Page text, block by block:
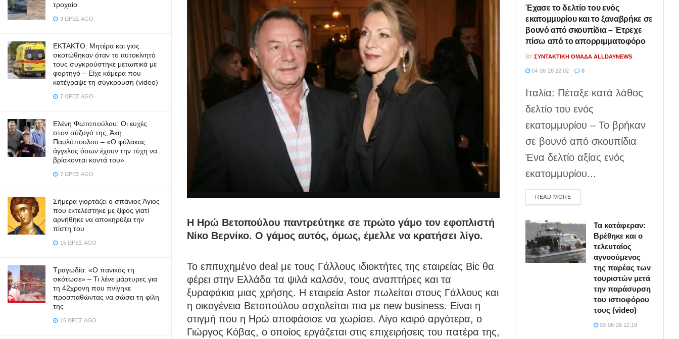
τροχαίο
3 ΏΡΕΣ AGO
ΕΚΤΑΚΤΟ: Μητέρα και γιος
σκοτώθηκαν όταν το αυτοκίνητό
τους συγκρούστηκε μετωπικά με
φορτηγό – Είχε κάμερα που
κατέγραψε τη σύγκρουση (video)
7 ΏΡΕΣ AGO
Ελένη Φωτοπούλου: Οι ευχές
στον σύζυγό της, Άκη
Παυλόπουλου – «Ο φύλακας
άγγελος όσων έχουν την τύχη να
βρίσκονται κοντά του»
7 ΏΡΕΣ AGO
Σήμερα γιορτάζει ο σπάνιος Άγιος
που εκτελέστηκε με ξίφος γιατί
αρνήθηκε να αποκηρύξει την
πίστη του
15 ΏΡΕΣ AGO
Τραγωδία: «Ο πανικός τη
σκότωσε» – Τι λένε μάρτυρες για
τη 42χρονη που πνίγηκε
προσπαθώντας να σώσει τη φίλη
της
15 ΏΡΕΣ AGO
Η Ηρώ Βετοπούλου παντρεύτηκε σε πρώτο γάμο τον εφοπλιστή
Νίκο Βερνίκο. Ο γάμος αυτός, όμως, έμελλε να κρατήσει λίγο.
Το επιτυχημένο deal με τους Γάλλους ιδιοκτήτες της εταιρείας Bic θα
φέρει στην Ελλάδα τα ψιλά καλσόν, τους αναπτήρες και τα
ξυραφάκια μιας χρήσης. Η εταιρεία Αstor πωλείται στους Γάλλους και
η οικογένεια Βετοπούλου ασχολείται πια με new business. Είναι η
στιγμή που η Ηρώ αποφάσισε να χωρίσει. Λίγο καιρό αργότερα, ο
Γιώργος Κόβας, ο οποίος εργάζεται στις επιχειρήσεις του πατέρα της,
Έχασε το δελτίο του ενός
εκατομμυρίου και το ξαναβρήκε σε
βουνό από σκουπίδια – Έτρεχε
πίσω από το απορριμματοφόρο
BY ΣΥΝΤΑΚΤΙΚΉ ΟΜΆΔΑ ALLDAYNEWS
04-08-26 22:02 0
Ιταλία: Πέταξε κατά λάθος
δελτίο του ενός
εκατομμυρίου – Το βρήκαν
σε βουνό από σκουπίδια
Ένα δελτίο αξίας ενός
εκατομμυρίου...
READ MOREDETAILS
Τα κατάφεραν:
Βρέθηκε και ο
τελευταίος
αγνοούμενος
της παρέας των
τουριστών μετά
την παράσυρση
του ιστιοφόρου
τους (video)
03-08-26 12:18